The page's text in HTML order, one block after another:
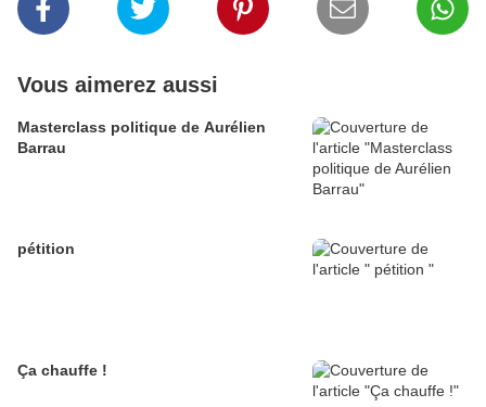
Vous aimerez aussi
Masterclass politique de Aurélien
Barrau
pétition
Ça chauffe !